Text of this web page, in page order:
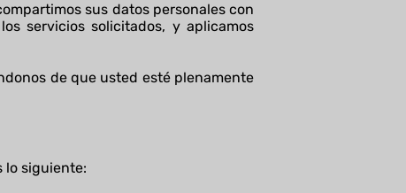
sus datos personales con
servicios solicitados, y aplicamos
de que usted esté plenamente
lo siguiente: